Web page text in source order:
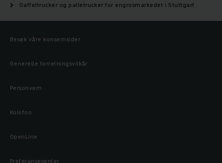
Gaffeltrucker og palletrucker for engrosmarkedet i Stuttgart
Besøk våre konsernsider
Generelle forretningsvilkår
Personvern
Kolofon
OpenLine
Preferansesenter